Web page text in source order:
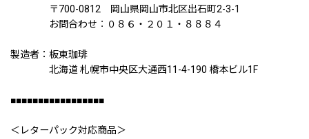
〒700-0812 岡山県岡山市北区出石町2-3-1
お問合わせ︰０８６・２０１・８８８４
製造者：板東珈琲
北海道 札幌市中央区大通西11-4-190 橋本ビル1F
■■■■■■■■■■■■■■■■■
＜レターパック対応商品＞